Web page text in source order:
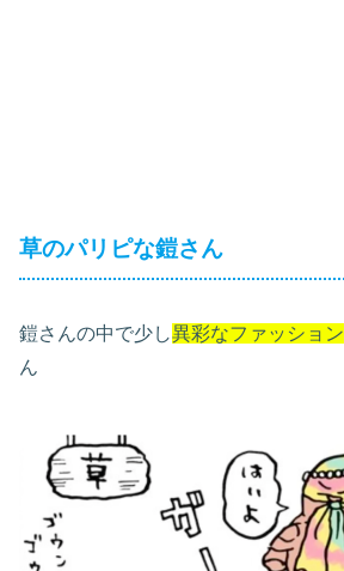
草のパリピな鎧さん
鎧さんの中で少し異彩なファッション
ん